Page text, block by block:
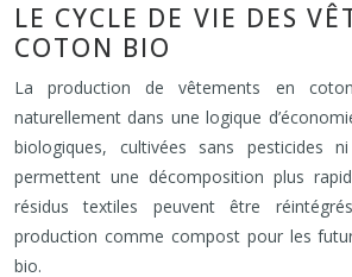
LE CYCLE DE VIE DES
COTON BIO
La production de vêtements en coton
naturellement dans une logique
biologiques, cultivées sans pesticides
permettent une décomposition plus
résidus textiles peuvent être
production comme compost pour les
bio.